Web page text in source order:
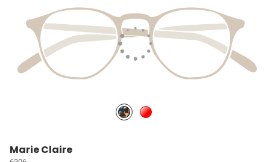
Marie Claire